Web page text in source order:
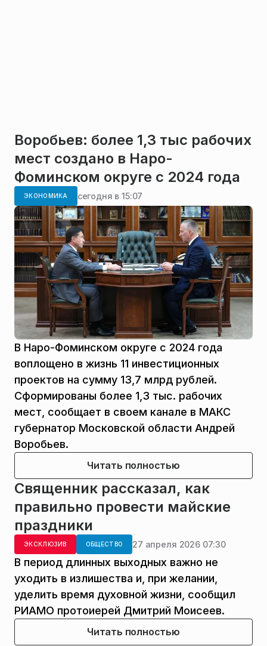
Воробьев: более 1,3 тыс рабочих
мест создано в Наро-
Фоминском округе с 2024 года
ЭКОНОМИКА сегодня в 15:07
В Наро-Фоминском округе с 2024 года
воплощено в жизнь 11 инвестиционных
проектов на сумму 13,7 млрд рублей.
Сформированы более 1,3 тыс. рабочих
мест, сообщает в своем канале в МАКС
губернатор Московской области Андрей
Воробьев.
Читать полностью
Священник рассказал, как
правильно провести майские
праздники
ЭКСКЛЮЗИВ ОБЩЕСТВО 27 апреля 2026 07:30
В период длинных выходных важно не
уходить в излишества и, при желании,
уделить время духовной жизни, сообщил
РИАМО протоиерей Дмитрий Моисеев.
Читать полностью